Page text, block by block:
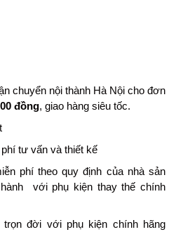
chuyển nội thành Hà Nội cho đơn
đồng, giao hàng siêu tốc.
tư vấn và thiết kế
phí theo quy định của nhà sản
với phụ kiện thay thế chính
đời với phụ kiện chính hãng